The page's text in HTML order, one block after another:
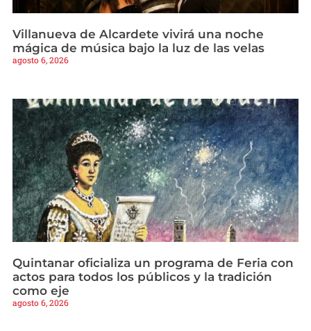
Villanueva de Alcardete vivirá una noche
mágica de música bajo la luz de las velas
agosto 6, 2026
Quintanar oficializa un programa de Feria con
actos para todos los públicos y la tradición
como eje
agosto 6, 2026